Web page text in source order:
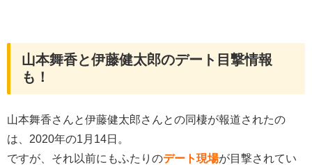
山本舞香と伊藤健太郎のデート目撃情報
も！
山本舞香さんと伊藤健太郎さんとの同棲が報道されたの
は、2020年の1月14日。
ですが、それ以前にもふたりのデート現場が目撃されてい